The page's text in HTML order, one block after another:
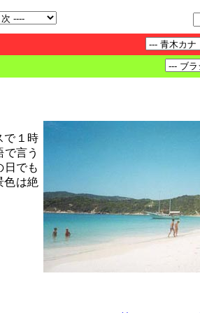
で１時
言う
日でも
色は絶